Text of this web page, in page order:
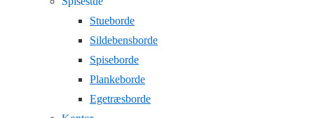
Stueborde
Sildebensborde
Spiseborde
Plankeborde
Egetræsborde